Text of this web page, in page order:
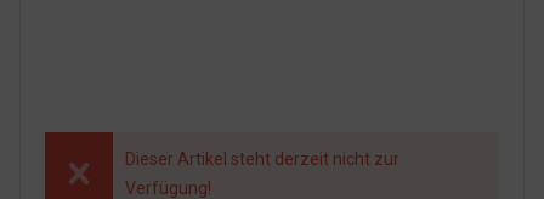
Dieser Artikel steht derzeit nicht zur
Verfügung!